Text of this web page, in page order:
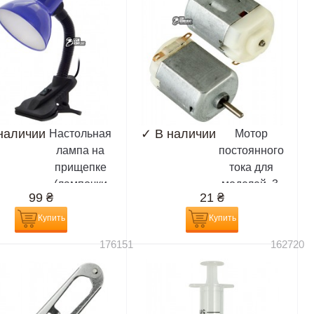
Настольная
лампа на
прищепке
(лампочки
99₴
Купить
✓ В наличии
Мотор
постоянного
тока для
моделей, 3-
21₴
Купить
176151 162720